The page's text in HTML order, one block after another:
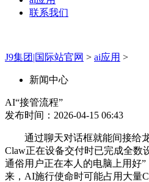
联系我们
J9集团|国际站官网 > ai应用 >
新闻中心
AI“接管流程”
发布时间：2026-04-15 06:43
通过聊天对话框就能间接给
Claw正在设备交付时已完成全数
通俗用户正在本人的电脑上用好
来，AI施行使命时可能占用大量